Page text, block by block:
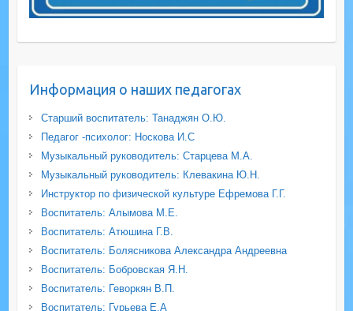
Информация о наших педагогах
Старший воспитатель: Танаджян О.Ю.
Педагог -психолог: Носкова И.С
Музыкальный руководитель: Старцева М.А.
Музыкальный руководитель: Клевакина Ю.Н.
Инструктор по физической культуре Ефремова Г.Г.
Воспитатель: Алымова М.Е.
Воспитатель: Атюшина Г.В.
Воспитатель: Болясникова Александра Андреевна
Воспитатель: Бобровская Я.Н.
Воспитатель: Геворкян В.П.
Воспитатель: Гурьева Е.А